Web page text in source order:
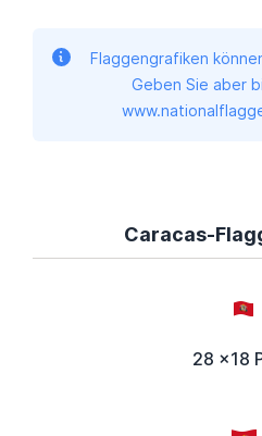
Flaggengrafiken
Geben Sie aber
Caracas-
28 x18